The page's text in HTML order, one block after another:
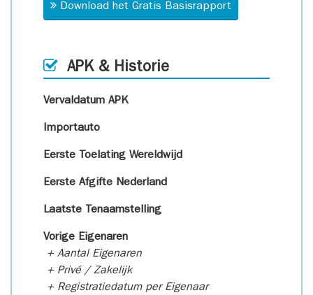
Download het Gratis Basisrapport
APK & Historie
Vervaldatum APK
Importauto
Eerste Toelating Wereldwijd
Eerste Afgifte Nederland
Laatste Tenaamstelling
Vorige Eigenaren
+ Aantal Eigenaren
+ Privé / Zakelijk
+ Registratiedatum per Eigenaar